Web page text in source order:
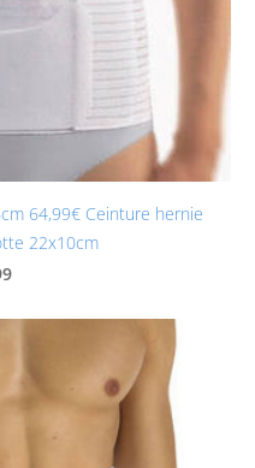
64,99€ Ceinture hernie
22x10cm